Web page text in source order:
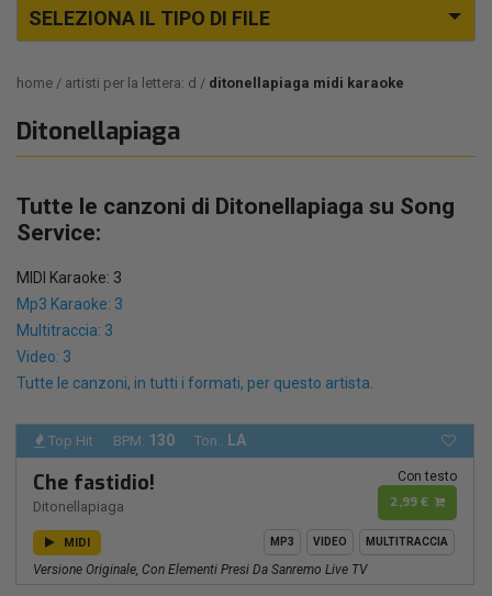
SELEZIONA IL TIPO DI FILE
home artisti per la lettera: d ditonellapiaga midi karaoke
Ditonellapiaga
Tutte le canzoni di Ditonellapiaga su Song
Service:
MIDI Karaoke: 3
Mp3 Karaoke: 3
Multitraccia: 3
Video: 3
Tutte le canzoni, in tutti i formati, per questo artista.
Top Hit BPM: 130 Ton.: LA
Che fastidio!
Ditonellapiaga
Con testo
2,99 €
MIDI MP3 VIDEO MULTITRACCIA
Versione Originale, Con Elementi Presi Da Sanremo Live TV